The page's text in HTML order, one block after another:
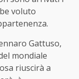
voluto
Gattuso,
mondiale
riuscirà a